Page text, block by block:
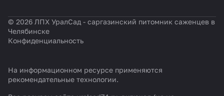
© 2026 ЛПХ УралСад - саргазинский питомник саженцев в
Челябинске
Конфиденциальность
На информационном ресурсе применяются
рекомендательные технологии.